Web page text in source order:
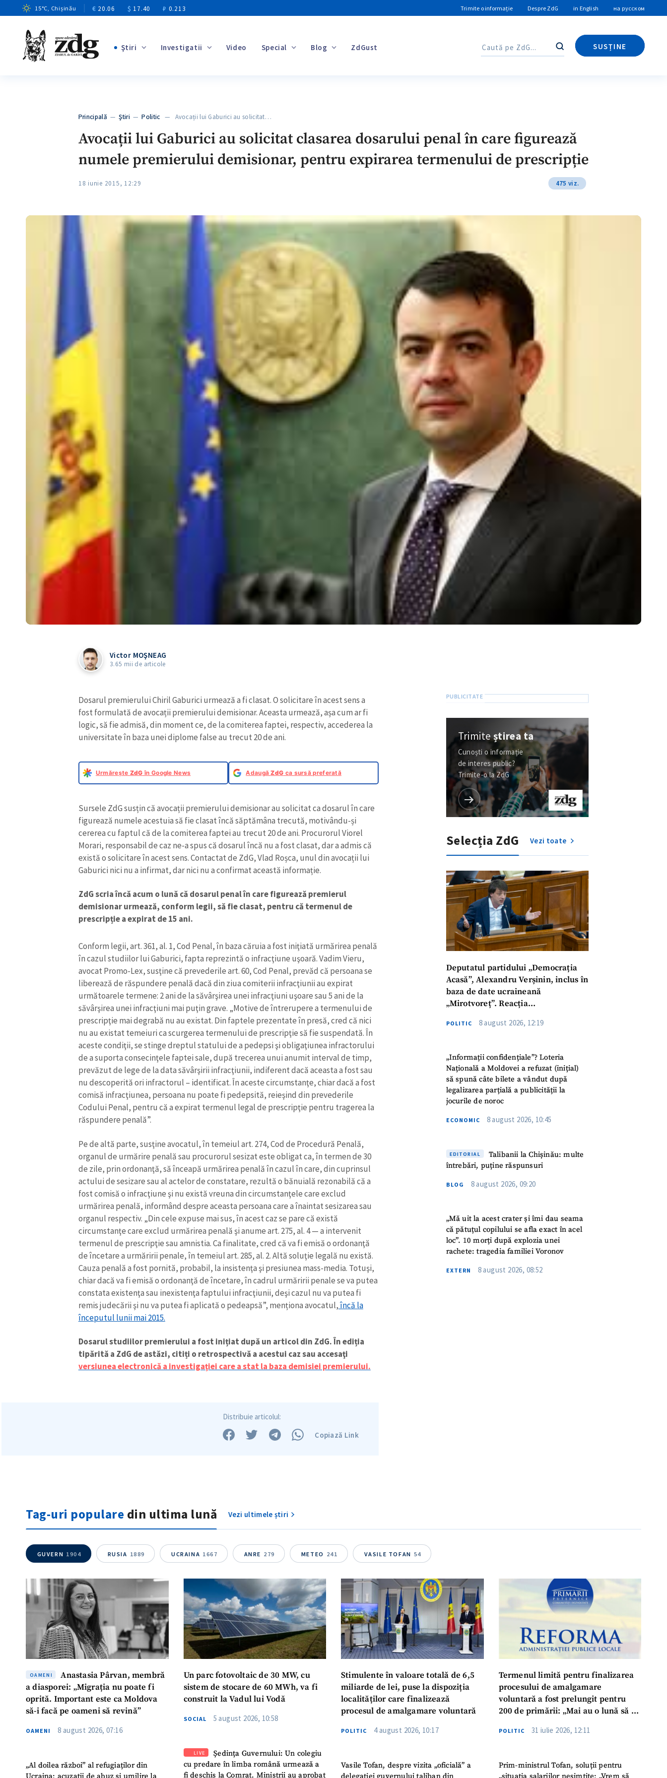
15°C, Chișinău € 20.06 $ 17.40 ₽ 0.213 Trimite o informație Despre ZdG in English на русском
Ştiri Investigatii Video Special Blog ZdGust Caută
SUSȚINE
Caută
Principală —Ştiri —Politic — Avocații lui Gaburici au solicitat…
Avocații lui Gaburici au solicitat clasarea dosarului penal în care figurează
numele premierului demisionar, pentru expirarea termenului de prescripție
18 iunie 2015, 12:29 475 viz.
Victor MOŞNEAG
3.65 mii de articole
Dosarul premierului Chiril Gaburici urmează a fi clasat. O solicitare în acest sens a
fost formulată de avocații premierului demisionar. Aceasta urmează, așa cum ar fi
logic, să fie admisă, din moment ce, de la comiterea faptei, respectiv, accederea la
universitate în baza unei diplome false au trecut 20 de ani.
Urmărește ZdG în Google News AdaugăZdG ca sursă preferată
Sursele ZdG susțin că avocații premierului demisionar au solicitat ca dosarul în care
figurează numele acestuia să fie clasat încă săptămâna trecută, motivându-și
cererea cu faptul că de la comiterea faptei au trecut 20 de ani. Procurorul Viorel
Morari, responsabil de caz ne-a spus că dosarul încă nu a fost clasat, dar a admis că
există o solicitare în acest sens. Contactat de ZdG, Vlad Roșca, unul din avocații lui
Gaburici nici nu a infirmat, dar nici nu a confirmat această informație.
ZdG scria încă acum o lună că dosarul penal în care figurează premierul
demisionar urmează, conform legii, să fie clasat, pentru că termenul de
prescripție a expirat de 15 ani.
Conform legii, art. 361, al. 1, Cod Penal, în baza căruia a fost iniţiată urmărirea penală
în cazul studiilor lui Gaburici, fapta reprezintă o infracţiune uşoară. Vadim Vieru,
avocat Promo-Lex, susţine că prevederile art. 60, Cod Penal, prevăd că persoana se
liberează de răspundere penală dacă din ziua comiterii infracţiunii au expirat
următoarele termene: 2 ani de la săvârşirea unei infracţiuni uşoare sau 5 ani de la
săvârşirea unei infracţiuni mai puţin grave. „Motive de întrerupere a termenului de
prescripţie mai degrabă nu au existat. Din faptele prezentate în presă, cred că nici
nu au existat temeiuri ca scurgerea termenului de prescripţie să fie suspendată. În
aceste condiţii, se stinge dreptul statului de a pedepsi şi obligaţiunea infractorului
de a suporta consecinţele faptei sale, după trecerea unui anumit interval de timp,
prevăzut de lege de la data săvârşirii infracţiunii, indiferent dacă aceasta a fost sau
nu descoperită ori infractorul – identificat. În aceste circumstanţe, chiar dacă a fost
comisă infracţiunea, persoana nu poate fi pedepsită, reieşind din prevederile
Codului Penal, pentru că a expirat termenul legal de prescripţie pentru tragerea la
răspundere penală”.
Pe de altă parte, susţine avocatul, în temeiul art. 274, Cod de Procedură Penală,
organul de urmărire penală sau procurorul sesizat este obligat ca, în termen de 30
de zile, prin ordonanţă, să înceapă urmărirea penală în cazul în care, din cuprinsul
actului de sesizare sau al actelor de constatare, rezultă o bănuială rezonabilă că a
fost comisă o infracţiune şi nu există vreuna din circumstanţele care exclud
urmărirea penală, informând despre aceasta persoana care a înaintat sesizarea sau
organul respectiv. „Din cele expuse mai sus, în acest caz se pare că există
circumstanţe care exclud urmărirea penală şi anume art. 275, al. 4 — a intervenit
termenul de prescripţie sau amnistia. Ca finalitate, cred că va fi emisă o ordonanţă
de încetare a urmăririi penale, în temeiul art. 285, al. 2. Altă soluţie legală nu există.
Cauza penală a fost pornită, probabil, la insistenţa şi presiunea mass-media. Totuşi,
chiar dacă va fi emisă o ordonanţă de încetare, în cadrul urmăririi penale se va putea
constata existenţa sau inexistenţa faptului infracţiunii, deşi cazul nu va putea fi
remis judecării şi nu va putea fi aplicată o pedeapsă”, menționa avocatul,încă la
începutul lunii mai 2015.
Dosarul studiilor premierului a fost inițiat după un articol din ZdG. În ediția
tipărită a ZdG de astăzi, citiți o retrospectivă a acestui caz sau accesaţi
versiunea electronică a investigaţiei care a stat la baza demisiei premierului.
Distribuie articolul:
Copiază Link
Trimiteștirea ta
Cunoști o informație
de interes public?
Trimite-o la ZdG
Selecția ZdG Vezi toate
Deputatul partidului „Democrația
Acasă”, Alexandru Verșinin, inclus în
baza de date ucraineană
„Mirotvoreț”. Reacția
POLITIC 8 august 2026, 12:19
„Informații confidențiale”? Loteria
Națională a Moldovei a refuzat (inițial)
să spună câte bilete a vândut după
legalizarea parțială a publicității la
jocurile de noroc
ECONOMIC 8 august 2026, 10:45
EDITORIAL
Talibanii la Chișinău: multe
întrebări, puține răspunsuri
BLOG 8 august 2026, 09:20
„Mă uit la acest crater și îmi dau seama
că pătuțul copilului se afla exact în acel
loc”. 10 morți după explozia unei
rachete: tragedia familiei Voronov
EXTERN 8 august 2026, 08:52
Tag-uri populare din ultima lună Vezi ultimele știri
GUVERN 1904 RUSIA 1889 UCRAINA 1667 ANRE 279 METEO 241 VASILE TOFAN 54
OAMENI
Anastasia Pârvan, membră
a diasporei: „Migrația nu poate fi
oprită. Important este ca Moldova
să-i facă pe oameni să revină”
OAMENI 8 august 2026, 07:16
„Al doilea război” al refugiaților din
Un parc fotovoltaic de 30 MW, cu
sistem de stocare de 60 MWh, va fi
construit la Vadul lui Vodă
SOCIAL 5 august 2026, 10:58
LIVE
Ședința Guvernului: Un colegiu
cu predare în limba română urmează a
fi deschis la Comrat. Miniștrii au aprobat
Stimulente în valoare totală de 6,5
miliarde de lei, puse la dispoziția
localităților care finalizează
procesul de amalgamare voluntară
POLITIC 4 august 2026, 10:17
Vasile Tofan, despre vizita „oficială” a
Termenul limită pentru finalizarea
procesului de amalgamare
voluntară a fost prelungit pentru
200 de primării: „Mai au o lună să se
POLITIC 31 iulie 2026, 12:11
Prim-ministrul Tofan, soluții pentru
ȘTIREA MEA
Titlu știre + Adaugă titlu
Fotografie + Încarcă imagine
Mesajul știrei + Mesajul știrei
CONTACT SURSĂ
Am citit și sunt de acord cupolitica de